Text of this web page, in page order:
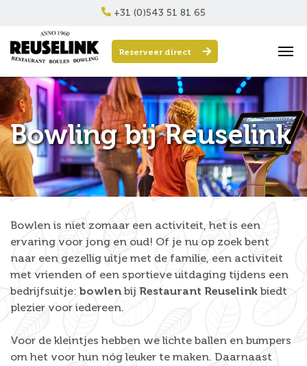
+31 (0)543 51 81 65
Reserveer direct
Bowling bij Reuselink
Bowlen is niet zomaar een activiteit, het is een
ervaring voor jong en oud! Of je nu op zoek bent
naar een gezellig uitje met de familie, een activiteit
met vrienden of een sportieve uitdaging tijdens een
bedrijfsuitje: bowlen bij Restaurant Reuselink biedt
plezier voor iedereen.
Voor de kleintjes hebben we lichte ballen en bumpers
om het voor hun nóg leuker te maken. Daarnaast